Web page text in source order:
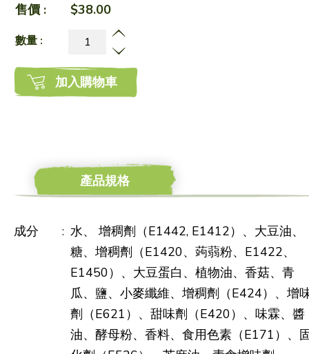
售價 :
$38.00
數量 :
加入購物車
產品規格
成分 : 水、 增稠劑（E1442, E1412）、大豆油、
糖、增稠劑（E1420、蒟蒻粉、E1422、
E1450）、大豆蛋白、植物油、香菇、青
瓜、鹽、小麥纖維、增稠劑（E424）、增
劑（E621）、甜味劑（E420）、味霖、醬
油、酵母粉、香料、食用色素（E171）、